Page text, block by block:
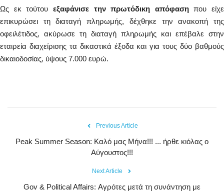
Ως εκ τούτου εξαφάνισε την πρωτόδικη απόφασηπου είχε
επικυρώσει τη διαταγή πληρωμής, δέχθηκε την ανακοπή της
οφειλέτιδος, ακύρωσε τη διαταγή πληρωμής και επέβαλε στην
εταιρεία διαχείρισης τα δικαστικά έξοδα και για τους δύο βαθμούς
δικαιοδοσίας, ύψους 7.000 ευρώ.
Previous Article
Peak Summer Season: Kαλό μας Μήνα!!! ... ήρθε κιόλας ο
Αύγουστος!!!
Next Article
Gov & Political Affairs: Αγρότες μετά τη συνάντηση με